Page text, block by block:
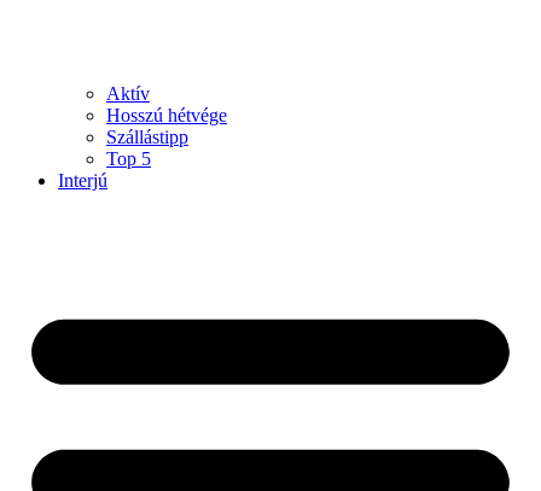
Aktív
Hosszú hétvége
Szállástipp
Top 5
Interjú